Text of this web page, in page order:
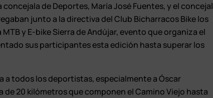
de Deportes, María José Fuentes, y el concejal
junto a la directiva del Club Bicharracos Bike los
y E-bike Sierra de Andújar, evento que organiza el
sus participantes esta edición hasta superar los
todos los deportistas, especialmente a Óscar
20 kilómetros que componen el Camino Viejo hasta